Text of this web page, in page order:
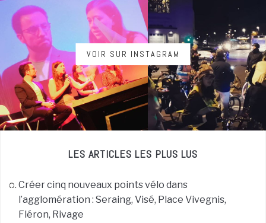
VOIR SUR INSTAGRAM
LES ARTICLES LES PLUS LUS
Créer cinq nouveaux points vélo dans
l’agglomération : Seraing, Visé, Place Vivegnis,
Fléron, Rivage